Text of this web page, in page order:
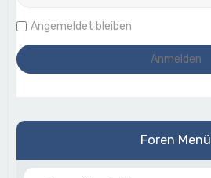
Angemeldet bleiben
Foren Menü